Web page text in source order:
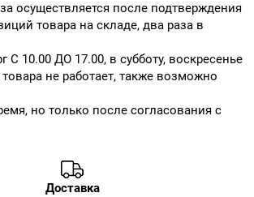
осуществляется после подтверждения
товара на складе, два раза в
С 10.00 ДО 17.00, в субботу, воскресенье
не работает, также возможно
но только после согласования с
Доставка